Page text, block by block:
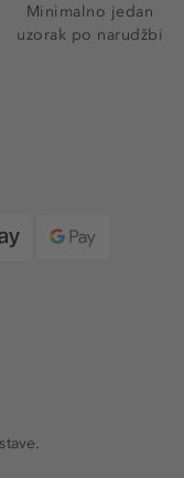
Minimalno jedan
uzorak po narudžbi